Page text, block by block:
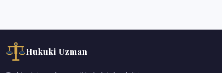
Hukuki Uzman